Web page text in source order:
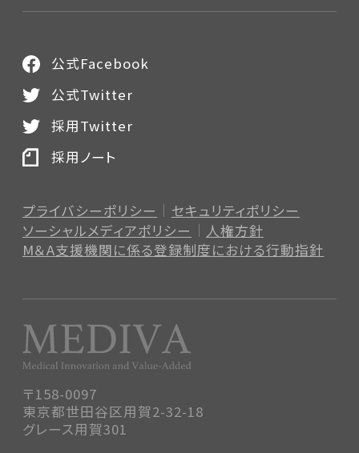
〒158-0097
東京都世田谷区用賀2-32-18
グレース用賀301
プライバシーポリシー
セキュリティポリシー
ソーシャルメディアポリシー
人権方針
M＆A支援機関に係る登録制度における行動指針
公式Facebook
公式Twitter
採用Twitter
採用ノート